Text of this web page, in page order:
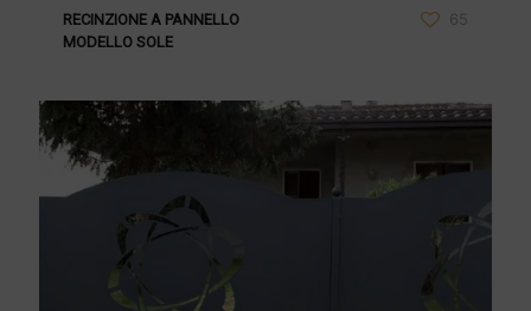
RECINZIONE A PANNELLO
MODELLO SOLE
65